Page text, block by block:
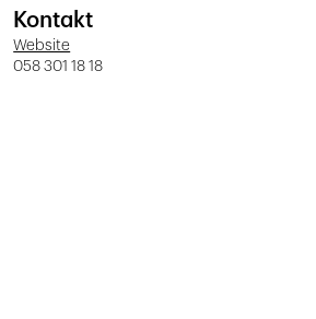
Kontakt
Website
058 301 18 18